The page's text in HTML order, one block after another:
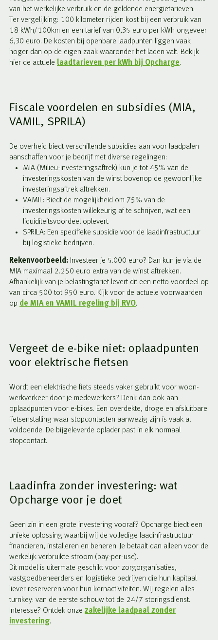
van het werkelijke verbruik en de geldende energietarieven.
Ter vergelijking: 100 kilometer rijden kost bij een verbruik van
18 kWh/100km en een tarief van 0,35 euro per kWh ongeveer
6,30 euro. De kosten bij openbare laadpunten liggen vaak
hoger dan op de eigen zaak waaronder het laden valt. Bekijk
hier de actuele laadtarieven per kWh bij Opcharge.
Fiscale voordelen en subsidies (MIA,
VAMIL, SPRILA)
De overheid biedt verschillende subsidies aan voor laadpalen
aanschaffen voor je bedrijf met diverse regelingen:
MIA (Milieu-investeringsaftrek) kun je tot 45% van de
investeringskosten van de winst bovenop de gewoonlijke
investeringsaftrek aftrekken.
VAMIL: Biedt de mogelijkheid om 75% van de
investeringskosten willekeurig af te schrijven, wat een
liquiditeitsvoordeel oplevert.
SPRILA: Een specifieke subsidie voor de laadinfrastructuur
bij logistieke bedrijven.
Rekenvoorbeeld: Investeer je 5.000 euro? Dan kun je via de
MIA maximaal 2.250 euro extra van de winst aftrekken.
Afhankelijk van je belastingtarief levert dit een netto voordeel op
van circa 500 tot 950 euro. Kijk voor de actuele voorwaarden
op de MIA en VAMIL regeling bij RVO.
Vergeet de e-bike niet: oplaadpunten
voor elektrische fietsen
Wordt een elektrische fiets steeds vaker gebruikt voor woon-
werkverkeer door je medewerkers? Denk dan ook aan
oplaadpunten voor e-bikes. Een overdekte, droge en afsluitbare
fietsenstalling waar stopcontacten aanwezig zijn is vaak al
voldoende. De bijgeleverde oplader past in elk normaal
stopcontact.
Laadinfra zonder investering: wat
Opcharge voor je doet
Geen zin in een grote investering vooraf? Opcharge biedt een
unieke oplossing waarbij wij de volledige laadinfrastructuur
financieren, installeren en beheren. Je betaalt dan alleen voor de
werkelijk verbruikte stroom (pay-per-use).
Dit model is uitermate geschikt voor zorgorganisaties,
vastgoedbeheerders en logistieke bedrijven die hun kapitaal
liever reserveren voor hun kernactiviteiten. Wij regelen alles
turnkey: van de eerste schouw tot de 24/7 storingsdienst.
Interesse? Ontdek onze zakelijke laadpaal zonder
investering.